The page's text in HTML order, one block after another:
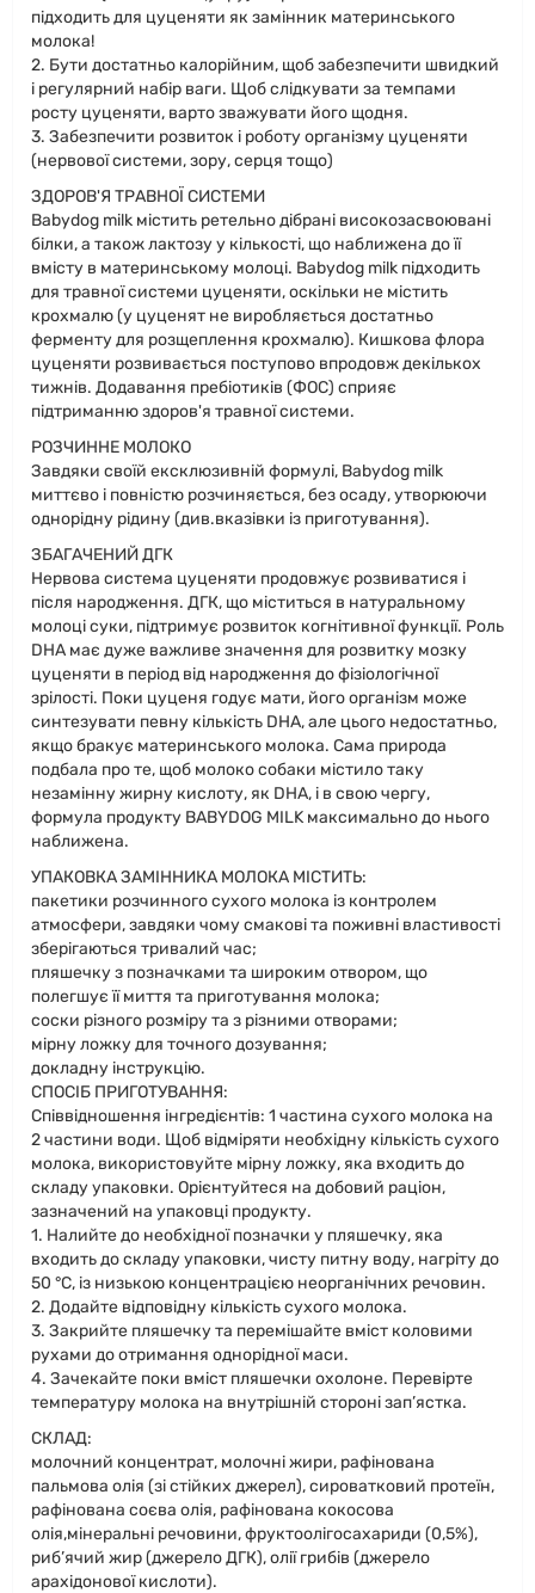
підходить для цуценяти як замінник материнського
молока!
2. Бути достатньо калорійним, щоб забезпечити швидкий
і регулярний набір ваги. Щоб слідкувати за темпами
росту цуценяти, варто зважувати його щодня.
3. Забезпечити розвиток і роботу організму цуценяти
(нервової системи, зору, серця тощо)
ЗДОРОВ'Я ТРАВНОЇ СИСТЕМИ
Babydog milk містить ретельно дібрані високозасвоювані
білки, а також лактозу у кількості, що наближена до її
вмісту в материнському молоці. Babydog milk підходить
для травної системи цуценяти, оскільки не містить
крохмалю (у цуценят не виробляється достатньо
ферменту для розщеплення крохмалю). Кишкова флора
цуценяти розвивається поступово впродовж декількох
тижнів. Додавання пребіотиків (ФОС) сприяє
підтриманню здоров'я травної системи.
РОЗЧИННЕ МОЛОКО
Завдяки своїй ексклюзивній формулі, Babydog milk
миттєво і повністю розчиняється, без осаду, утворюючи
однорідну рідину (див.вказівки із приготування).
ЗБАГАЧЕНИЙ ДГК
Нервова система цуценяти продовжує розвиватися і
після народження. ДГК, що міститься в натуральному
молоці суки, підтримує розвиток когнітивної функції. Роль
DHA має дуже важливе значення для розвитку мозку
цуценяти в період від народження до фізіологічної
зрілості. Поки цуценя годує мати, його організм може
синтезувати певну кількість DHA, але цього недостатньо,
якщо бракує материнського молока. Сама природа
подбала про те, щоб молоко собаки містило таку
незамінну жирну кислоту, як DHA, і в свою чергу,
формула продукту BABYDOG MILK максимально до нього
наближена.
УПАКОВКА ЗАМІННИКА МОЛОКА МІСТИТЬ:
пакетики розчинного сухого молока із контролем
атмосфери, завдяки чому смакові та поживні властивості
зберігаються тривалий час;
пляшечку з позначками та широким отвором, що
полегшує її миття та приготування молока;
соски різного розміру та з різними отворами;
мірну ложку для точного дозування;
докладну інструкцію.
СПОСІБ ПРИГОТУВАННЯ:
Співвідношення інгредієнтів: 1 частина сухого молока на
2 частини води. Щоб відміряти необхідну кількість сухого
молока, використовуйте мірну ложку, яка входить до
складу упаковки. Орієнтуйтеся на добовий раціон,
зазначений на упаковці продукту.
1. Налийте до необхідної позначки у пляшечку, яка
входить до складу упаковки, чисту питну воду, нагріту до
50 °С, із низькою концентрацією неорганічних речовин.
2. Додайте відповідну кількість сухого молока.
3. Закрийте пляшечку та перемішайте вміст коловими
рухами до отримання однорідної маси.
4. Зачекайте поки вміст пляшечки охолоне. Перевірте
температуру молока на внутрішній стороні зап’ястка.
СКЛАД:
молочний концентрат, молочні жири, рафінована
пальмова олія (зі стійких джерел), сироватковий протеїн,
рафінована соєва олія, рафінована кокосова
олія,мінеральні речовини, фруктоолiгосахариди (0,5%),
риб’ячий жир (джерело ДГК), олії грибів (джерело
арахідонової кислоти).